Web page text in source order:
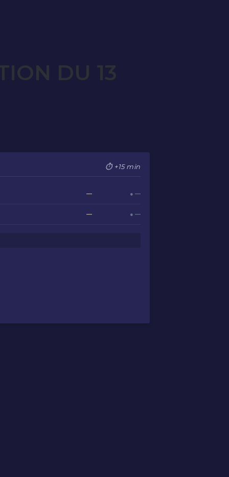
DU 13
⏱ +15 min
— ● —
— ● —